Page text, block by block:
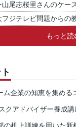
尾志桜里さんのケー
ジテレビ問題からの
もっと読
ム企業の知恵を集める
クアドバイザー養成